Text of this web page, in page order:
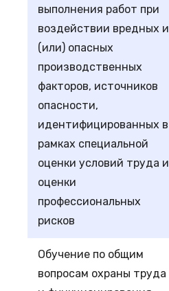
выполнения работ при
воздействии вредных и
(или) опасных
производственных
факторов, источников
опасности,
идентифицированных в
рамках специальной
оценки условий труда и
оценки
профессиональных
рисков
Обучение по общим
вопросам охраны труда